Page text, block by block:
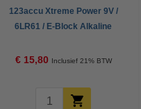
123accu Xtreme Power 9V /
6LR61 / E-Block Alkaline
€ 15,80 Inclusief 21% BTW